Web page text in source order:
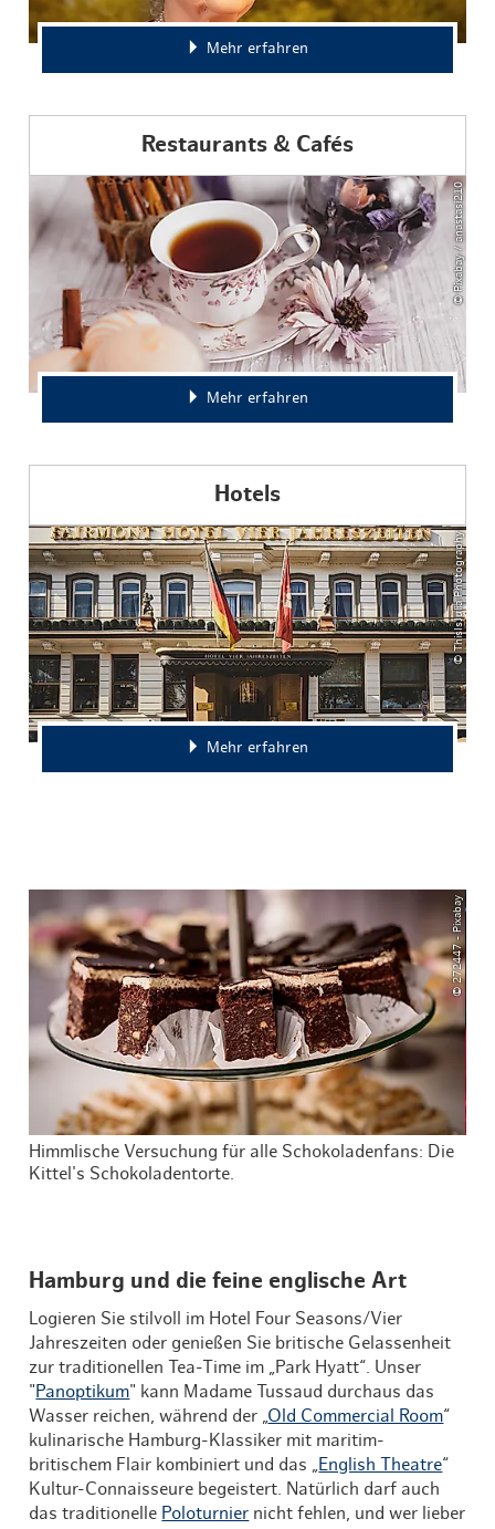
Mehr erfahren
Restaurants & Cafés
© Pixabay / anastasi210
Mehr erfahren
Hotels
© ThisIsJulia Photography
Mehr erfahren
© 272447 - Pixabay
Himmlische Versuchung für alle Schokoladenfans: Die
Kittel's Schokoladentorte.
Hamburg und die feine englische Art
Logieren Sie stilvoll im Hotel Four Seasons/Vier
Jahreszeiten oder genießen Sie britische Gelassenheit
zur traditionellen Tea-Time im „Park Hyatt“. Unser
"Panoptikum" kann Madame Tussaud durchaus das
Wasser reichen, während der „Old Commercial Room“
kulinarische Hamburg-Klassiker mit maritim-
britischem Flair kombiniert und das „English Theatre“
Kultur-Connaisseure begeistert. Natürlich darf auch
das traditionelle Poloturnier nicht fehlen, und wer lieber